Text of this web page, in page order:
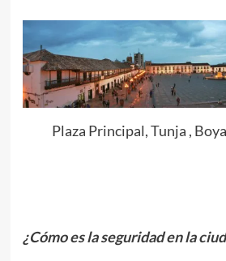
Plaza Principal, Tunja ,
¿Cómo es la seguridad en la